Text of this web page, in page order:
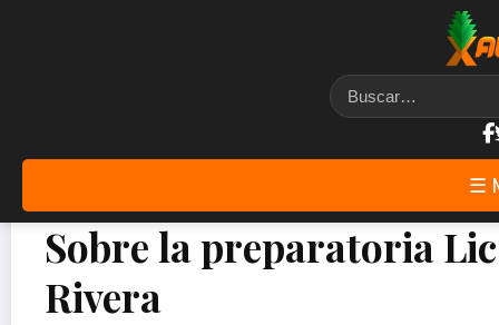
☰
Sobre la preparatoria
Rivera